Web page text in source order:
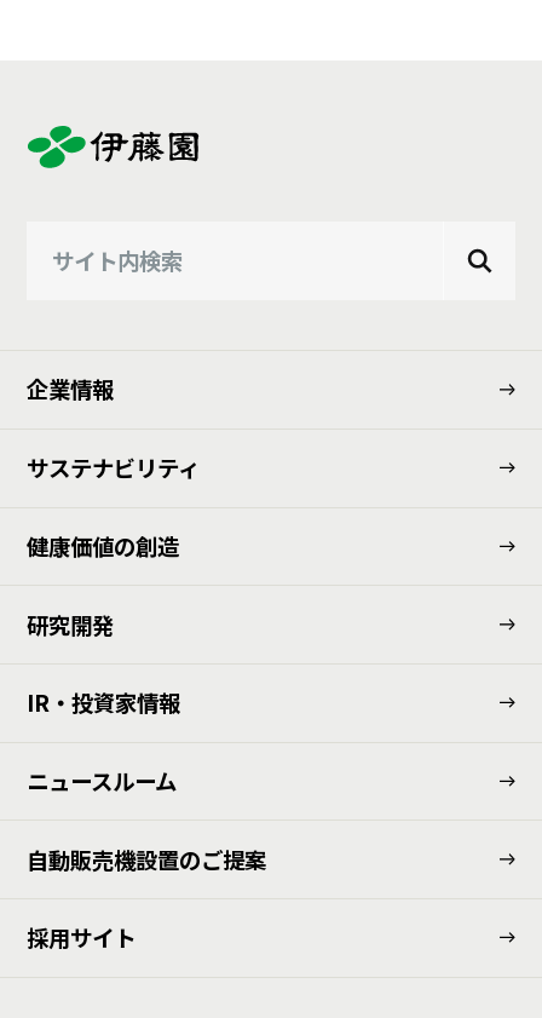
企業情報
サステナビリティ
健康価値の創造
研究開発
IR・投資家情報
ニュースルーム
⾃動販売機設置のご提案
採用サイト